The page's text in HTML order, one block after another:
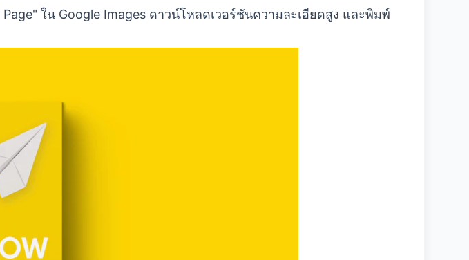
ใน Google Images ดาวน์โหลดเวอร์ชันความละเอียดสูง และพิมพ์